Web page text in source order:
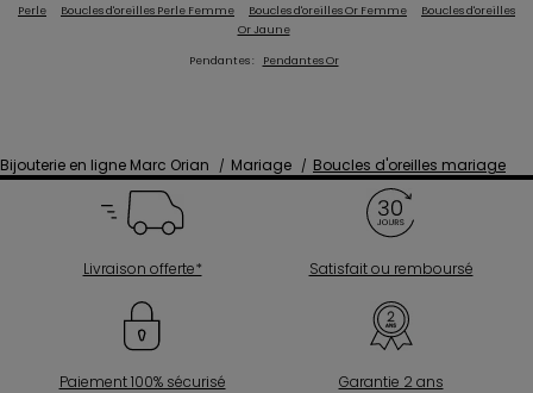
Perle
Boucles d'oreilles Perle Femme Boucles d'oreilles Or Femme
Boucles d'oreilles
Or Jaune
Pendantes : Pendantes Or
Bijouterie en ligne Marc Orian Mariage Boucles d'oreilles mariage
Livraison offerte* Satisfait ou remboursé
Paiement 100% sécurisé Garantie 2 ans